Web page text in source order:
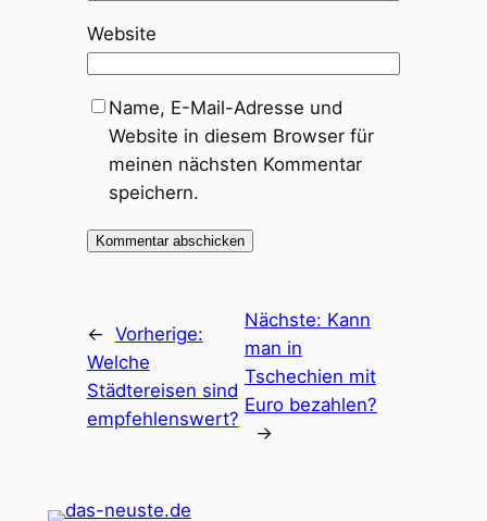
Website
Name, E-Mail-Adresse und
Website in diesem Browser für
meinen nächsten Kommentar
speichern.
← Vorherige:
Welche
Städtereisen sind
empfehlenswert?
Nächste: Kann
man in
Tschechien mit
Euro bezahlen?
→